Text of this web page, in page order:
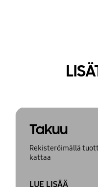
Takuu
Rekisteröimällä
kattaa
LUE LISÄÄ